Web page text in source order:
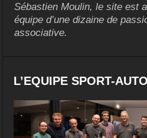
Sébastien Moulin, le site est
équipe d’une dizaine de
associative.
L’EQUIPE SPORT-